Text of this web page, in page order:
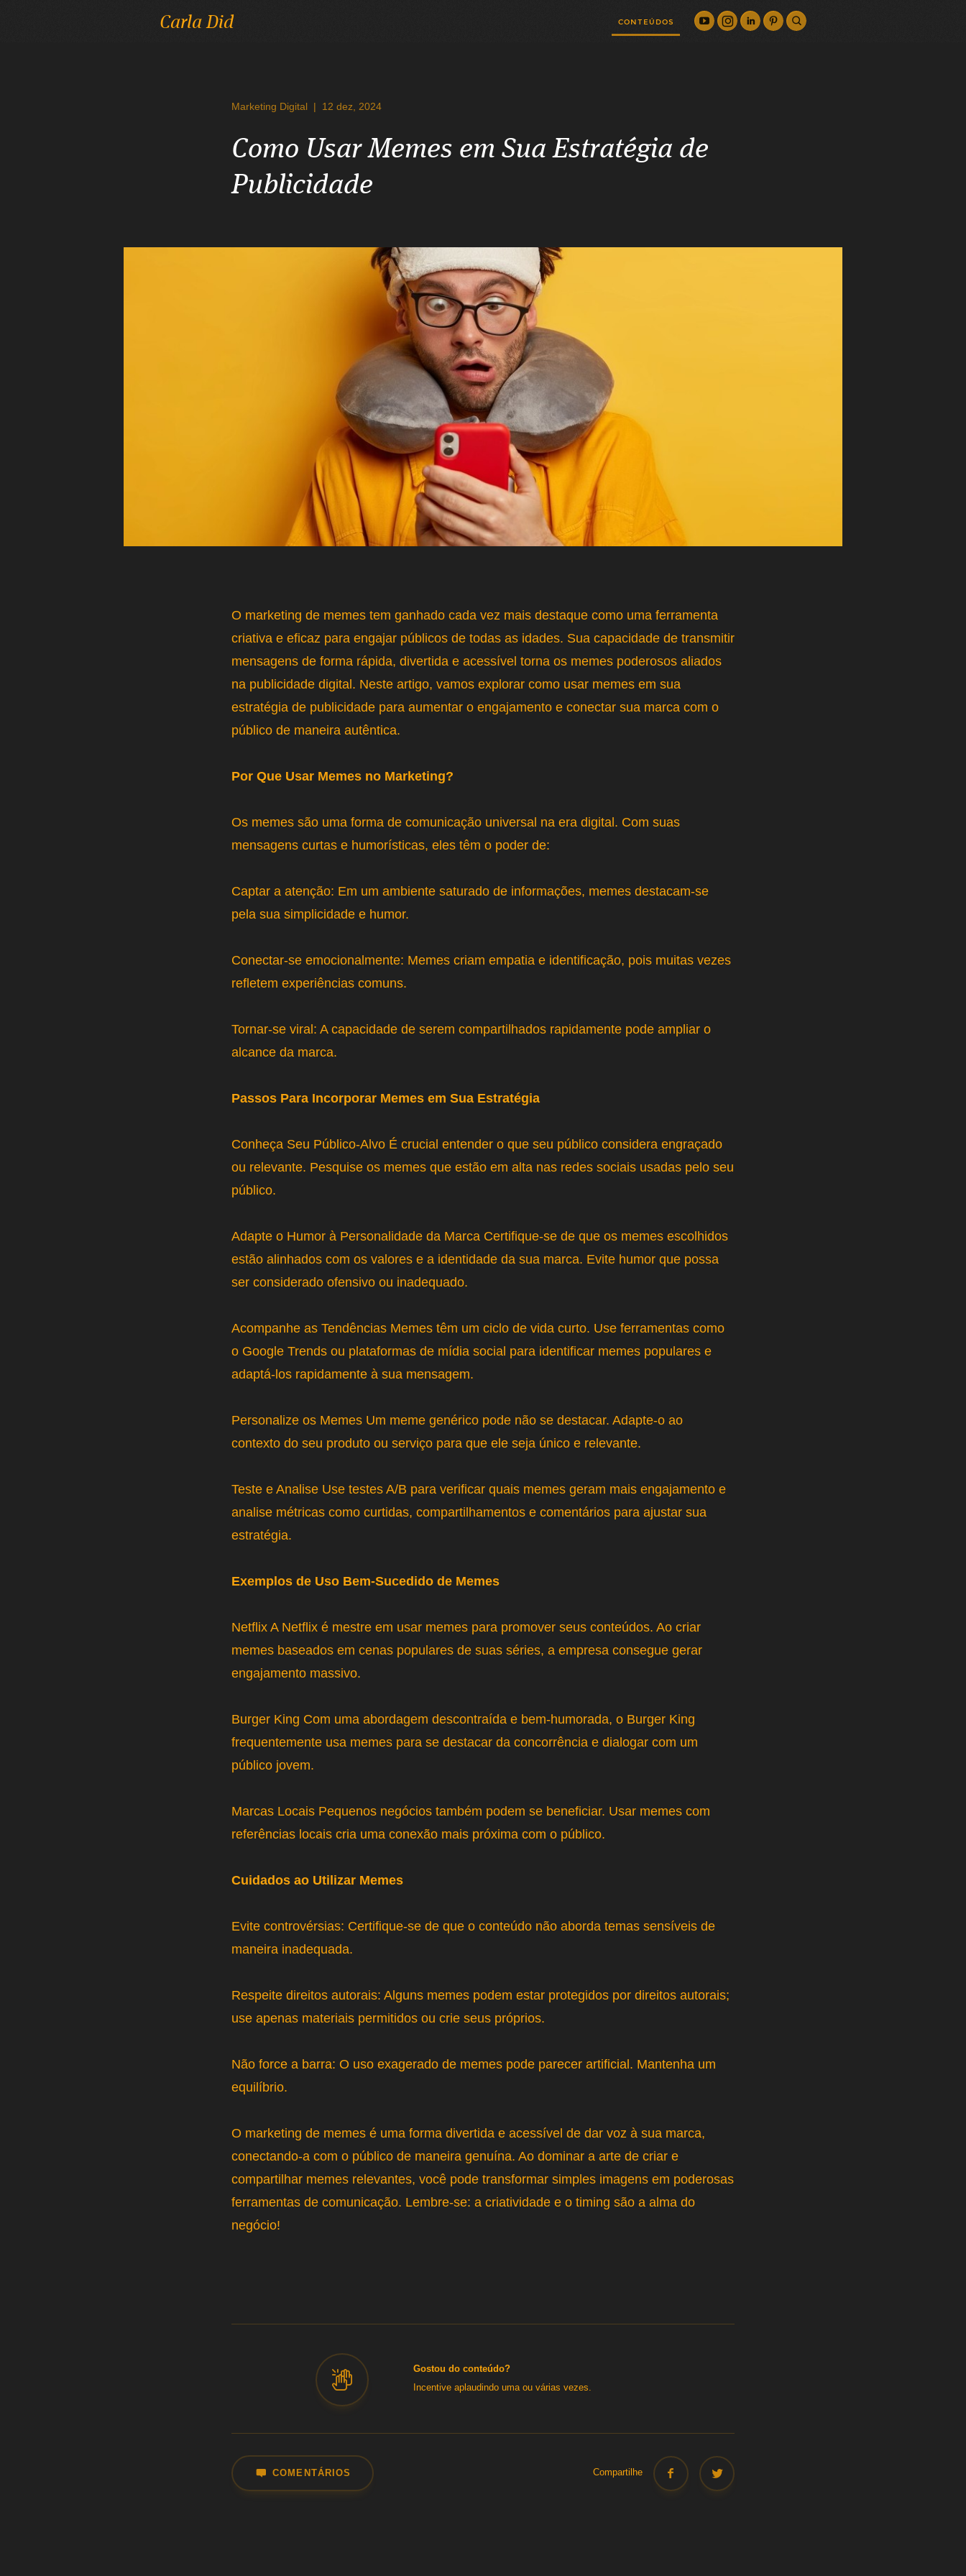
Carla Did CONTEÚDOS
Marketing Digital 12 dez, 2024
Como Usar Memes em Sua Estratégia de
Publicidade
O marketing de memes tem ganhado cada vez mais destaque como uma ferramenta
criativa e eficaz para engajar públicos de todas as idades. Sua capacidade de transmitir
mensagens de forma rápida, divertida e acessível torna os memes poderosos aliados
na publicidade digital. Neste artigo, vamos explorar como usar memes em sua
estratégia de publicidade para aumentar o engajamento e conectar sua marca com o
público de maneira autêntica.
Por Que Usar Memes no Marketing?
Os memes são uma forma de comunicação universal na era digital. Com suas
mensagens curtas e humorísticas, eles têm o poder de:
Captar a atenção: Em um ambiente saturado de informações, memes destacam-se
pela sua simplicidade e humor.
Conectar-se emocionalmente: Memes criam empatia e identificação, pois muitas vezes
refletem experiências comuns.
Tornar-se viral: A capacidade de serem compartilhados rapidamente pode ampliar o
alcance da marca.
Passos Para Incorporar Memes em Sua Estratégia
Conheça Seu Público-Alvo É crucial entender o que seu público considera engraçado
ou relevante. Pesquise os memes que estão em alta nas redes sociais usadas pelo seu
público.
Adapte o Humor à Personalidade da Marca Certifique-se de que os memes escolhidos
estão alinhados com os valores e a identidade da sua marca. Evite humor que possa
ser considerado ofensivo ou inadequado.
Acompanhe as Tendências Memes têm um ciclo de vida curto. Use ferramentas como
o Google Trends ou plataformas de mídia social para identificar memes populares e
adaptá-los rapidamente à sua mensagem.
Personalize os Memes Um meme genérico pode não se destacar. Adapte-o ao
contexto do seu produto ou serviço para que ele seja único e relevante.
Teste e Analise Use testes A/B para verificar quais memes geram mais engajamento e
analise métricas como curtidas, compartilhamentos e comentários para ajustar sua
estratégia.
Exemplos de Uso Bem-Sucedido de Memes
Netflix A Netflix é mestre em usar memes para promover seus conteúdos. Ao criar
memes baseados em cenas populares de suas séries, a empresa consegue gerar
engajamento massivo.
Burger King Com uma abordagem descontraída e bem-humorada, o Burger King
frequentemente usa memes para se destacar da concorrência e dialogar com um
público jovem.
Marcas Locais Pequenos negócios também podem se beneficiar. Usar memes com
referências locais cria uma conexão mais próxima com o público.
Cuidados ao Utilizar Memes
Evite controvérsias: Certifique-se de que o conteúdo não aborda temas sensíveis de
maneira inadequada.
Respeite direitos autorais: Alguns memes podem estar protegidos por direitos autorais;
use apenas materiais permitidos ou crie seus próprios.
Não force a barra: O uso exagerado de memes pode parecer artificial. Mantenha um
equilíbrio.
O marketing de memes é uma forma divertida e acessível de dar voz à sua marca,
conectando-a com o público de maneira genuína. Ao dominar a arte de criar e
compartilhar memes relevantes, você pode transformar simples imagens em poderosas
ferramentas de comunicação. Lembre-se: a criatividade e o timing são a alma do
negócio!
Gostou do conteúdo?
Incentive aplaudindo uma ou várias vezes.
COMENTÁRIOS Compartilhe